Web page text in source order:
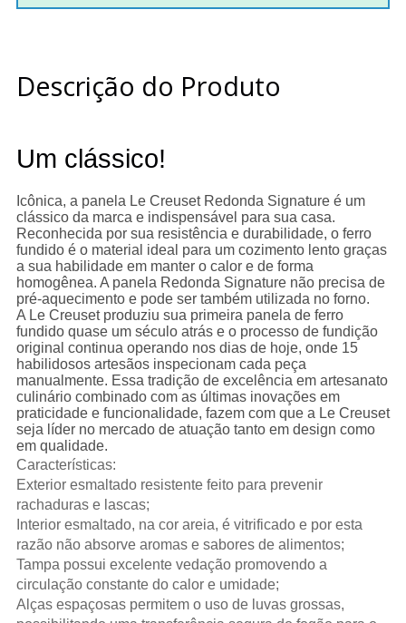
Descrição do Produto
Um clássico!
Icônica, a panela Le Creuset Redonda Signature é um
clássico da marca e indispensável para sua casa.
Reconhecida por sua resistência e durabilidade, o ferro
fundido é o material ideal para um cozimento lento graças
a sua habilidade em manter o calor e de forma
homogênea. A panela Redonda Signature não precisa de
pré-aquecimento e pode ser também utilizada no forno.
A Le Creuset produziu sua primeira panela de ferro
fundido quase um século atrás e o processo de fundição
original continua operando nos dias de hoje, onde 15
habilidosos artesãos inspecionam cada peça
manualmente. Essa tradição de excelência em artesanato
culinário combinado com as últimas inovações em
praticidade e funcionalidade, fazem com que a Le Creuset
seja líder no mercado de atuação tanto em design como
em qualidade.
Características:
Exterior esmaltado resistente feito para prevenir
rachaduras e lascas;
Interior esmaltado, na cor areia, é vitrificado e por esta
razão não absorve aromas e sabores de alimentos;
Tampa possui excelente vedação promovendo a
circulação constante do calor e umidade;
Alças espaçosas permitem o uso de luvas grossas,